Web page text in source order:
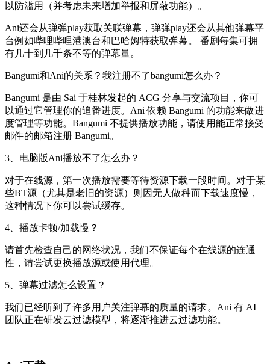
以防滥用（并考虑未来增加举报和屏蔽功能）。
Ani还会从弹弹play获取关联弹幕，弹弹play还会从其他弹幕平
台例如哔哩哔哩港澳台和巴哈姆特获取弹幕。 番剧每集可拥
有几十到几千条不等的弹幕量。
Bangumi和Ani的关系？我注册不了bangumi怎么办？
Bangumi 是由 Sai 于桂林发起的 ACG 分享与交流项目，你可
以通过它管理你的追番进度。Ani 依赖 Bangumi 的功能来做进
度管理等功能。Bangumi 不提供播放功能，请使用能正常接受
邮件的邮箱注册 Bangumi。
3、电脑版Ani播放不了怎么办？
对于在线源，第一次播放需要等待资源下载一段时间。对于某
些BT源（尤其是老旧的资源）则因无人做种而下载速度慢，
这种情况下你可以尝试缓存。
4、播放卡顿/加载慢？
请首先检查自己的网络状况，我们不保证每个在线源的连通
性，请尝试更换播放源或使用代理。
5、弹幕过滤怎么设置？
我们已经听到了许多用户关注弹幕的质量的请求。Ani 有 AI
团队正在研发云过滤模型，将逐渐推进云过滤功能。